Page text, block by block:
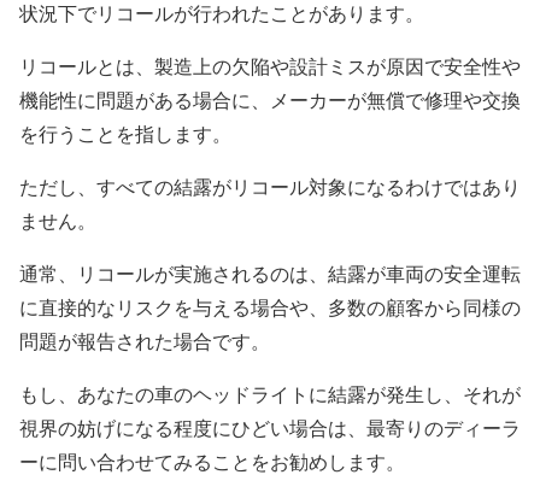
状況下でリコールが行われたことがあります。
リコールとは、製造上の欠陥や設計ミスが原因で安全性や
機能性に問題がある場合に、メーカーが無償で修理や交換
を行うことを指します。
ただし、すべての結露がリコール対象になるわけではあり
ません。
通常、リコールが実施されるのは、結露が車両の安全運転
に直接的なリスクを与える場合や、多数の顧客から同様の
問題が報告された場合です。
もし、あなたの車のヘッドライトに結露が発生し、それが
視界の妨げになる程度にひどい場合は、最寄りのディーラ
ーに問い合わせてみることをお勧めします。